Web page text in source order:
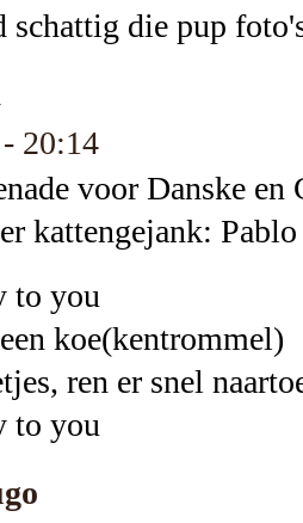
schattig die pup
20:14
voor Danske en
kattengejank:
to you
koe(kentrommel)
ren er snel
to you